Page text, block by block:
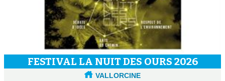
FESTIVAL LA NUIT DES OURS 2026
VALLORCINE